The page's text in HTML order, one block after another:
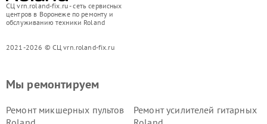
СЦ vrn.roland-fix.ru - сеть сервисных
центров в Воронеже по ремонту и
обслуживанию техники Roland
2021-2026 © СЦ vrn.roland-fix.ru
Мы ремонтируем
Ремонт микшерных пультов
Ремонт усилителей гитарных